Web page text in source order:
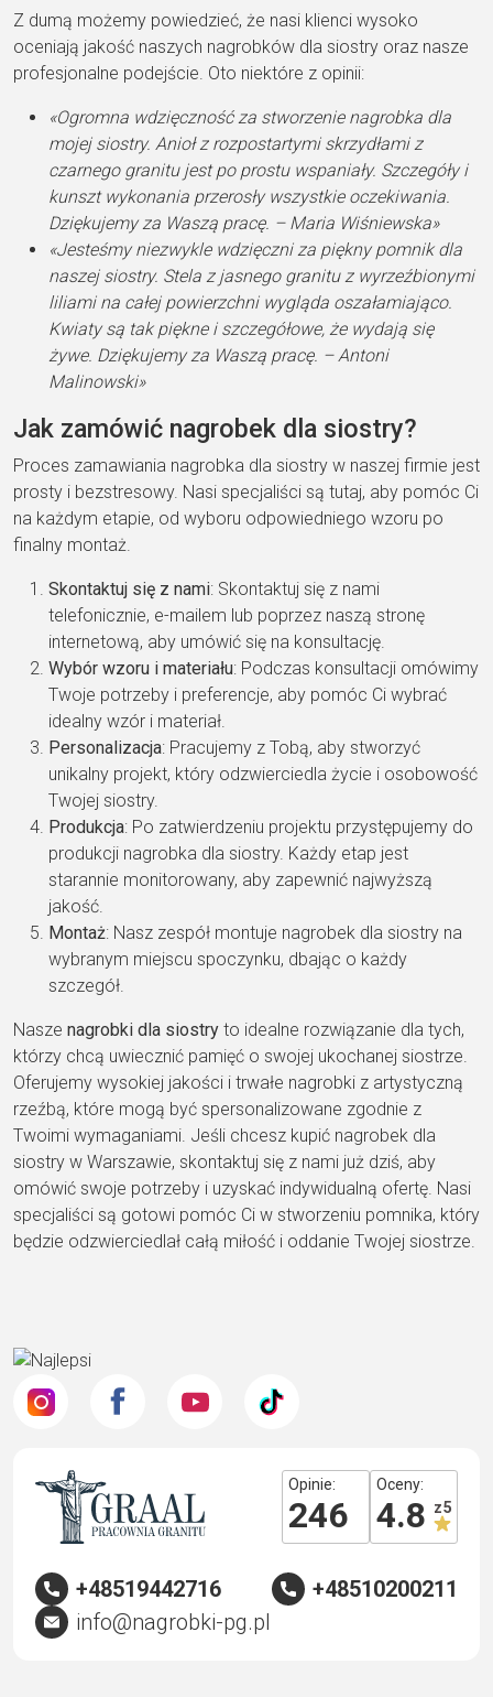
Z dumą możemy powiedzieć, że nasi klienci wysoko
oceniają jakość naszych nagrobków dla siostry oraz nasze
profesjonalne podejście. Oto niektóre z opinii:
«Ogromna wdzięczność za stworzenie nagrobka dla
mojej siostry. Anioł z rozpostartymi skrzydłami z
czarnego granitu jest po prostu wspaniały. Szczegóły i
kunszt wykonania przerosły wszystkie oczekiwania.
Dziękujemy za Waszą pracę. – Maria Wiśniewska»
«Jesteśmy niezwykle wdzięczni za piękny pomnik dla
naszej siostry. Stela z jasnego granitu z wyrzeźbionymi
liliami na całej powierzchni wygląda oszałamiająco.
Kwiaty są tak piękne i szczegółowe, że wydają się
żywe. Dziękujemy za Waszą pracę. – Antoni
Malinowski»
Jak zamówić nagrobek dla siostry?
Proces zamawiania nagrobka dla siostry w naszej firmie jest
prosty i bezstresowy. Nasi specjaliści są tutaj, aby pomóc Ci
na każdym etapie, od wyboru odpowiedniego wzoru po
finalny montaż.
Skontaktuj się z nami: Skontaktuj się z nami
telefonicznie, e-mailem lub poprzez naszą stronę
internetową, aby umówić się na konsultację.
Wybór wzoru i materiału: Podczas konsultacji omówimy
Twoje potrzeby i preferencje, aby pomóc Ci wybrać
idealny wzór i materiał.
Personalizacja: Pracujemy z Tobą, aby stworzyć
unikalny projekt, który odzwierciedla życie i osobowość
Twojej siostry.
Produkcja: Po zatwierdzeniu projektu przystępujemy do
produkcji nagrobka dla siostry. Każdy etap jest
starannie monitorowany, aby zapewnić najwyższą
jakość.
Montaż: Nasz zespół montuje nagrobek dla siostry na
wybranym miejscu spoczynku, dbając o każdy
szczegół.
Nasze nagrobki dla siostry to idealne rozwiązanie dla tych,
którzy chcą uwiecznić pamięć o swojej ukochanej siostrze.
Oferujemy wysokiej jakości i trwałe nagrobki z artystyczną
rzeźbą, które mogą być spersonalizowane zgodnie z
Twoimi wymaganiami. Jeśli chcesz kupić nagrobek dla
siostry w Warszawie, skontaktuj się z nami już dziś, aby
omówić swoje potrzeby i uzyskać indywidualną ofertę. Nasi
specjaliści są gotowi pomóc Ci w stworzeniu pomnika, który
będzie odzwierciedlał całą miłość i oddanie Twojej siostrze.
Opinie:
246
Oceny:
4.8 z 5
+48519442716
+48510200211
info@nagrobki-pg.pl